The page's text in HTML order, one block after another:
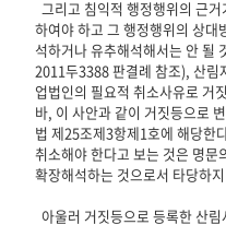
하여야 하고 그 행정행위의 상대
석하거나 유추해석해서는 안 될
2011두3388 판결례 참조), 산림
업법인의 필요적 취소사유로 거
바, 이 사안과 같이 거짓등으로
법 제25조제3항제1호에 해당한
취소해야 한다고 보는 것은 명문
확장해석하는 것으로서 타당하